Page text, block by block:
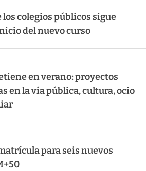
los colegios públicos sigue
del nuevo curso
en verano: proyectos
en la vía pública, cultura, ocio
para seis nuevos